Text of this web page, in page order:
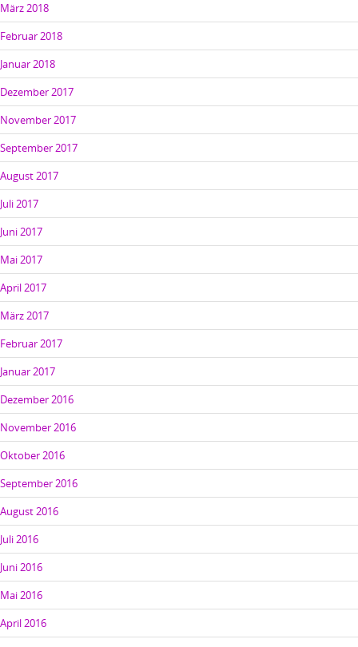
März 2018
Februar 2018
Januar 2018
Dezember 2017
November 2017
September 2017
August 2017
Juli 2017
Juni 2017
Mai 2017
April 2017
März 2017
Februar 2017
Januar 2017
Dezember 2016
November 2016
Oktober 2016
September 2016
August 2016
Juli 2016
Juni 2016
Mai 2016
April 2016